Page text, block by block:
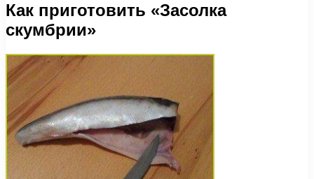
Как приготовить «Засолка
скумбрии»